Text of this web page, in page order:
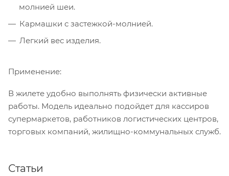
молнией шеи.
Кармашки с застежкой-молнией.
Легкий вес изделия.
Применение:
В жилете удобно выполнять физически активные
работы. Модель идеально подойдет для кассиров
супермаркетов, работников логистических центров,
торговых компаний, жилищно-коммунальных служб.
Статьи